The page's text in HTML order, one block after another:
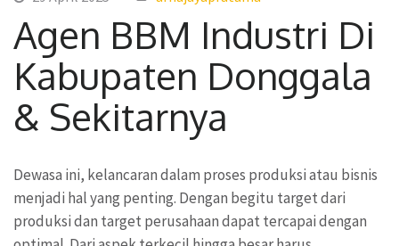
Agen BBM Industri Di
Kabupaten Donggala
& Sekitarnya
Dewasa ini, kelancaran dalam proses produksi atau bisnis
menjadi hal yang penting. Dengan begitu target dari
produksi dan target perusahaan dapat tercapai dengan